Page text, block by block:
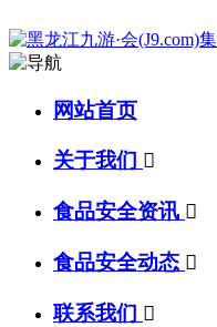
网站首页
关于我们 
食品安全资讯 
食品安全动态 
联系我们 